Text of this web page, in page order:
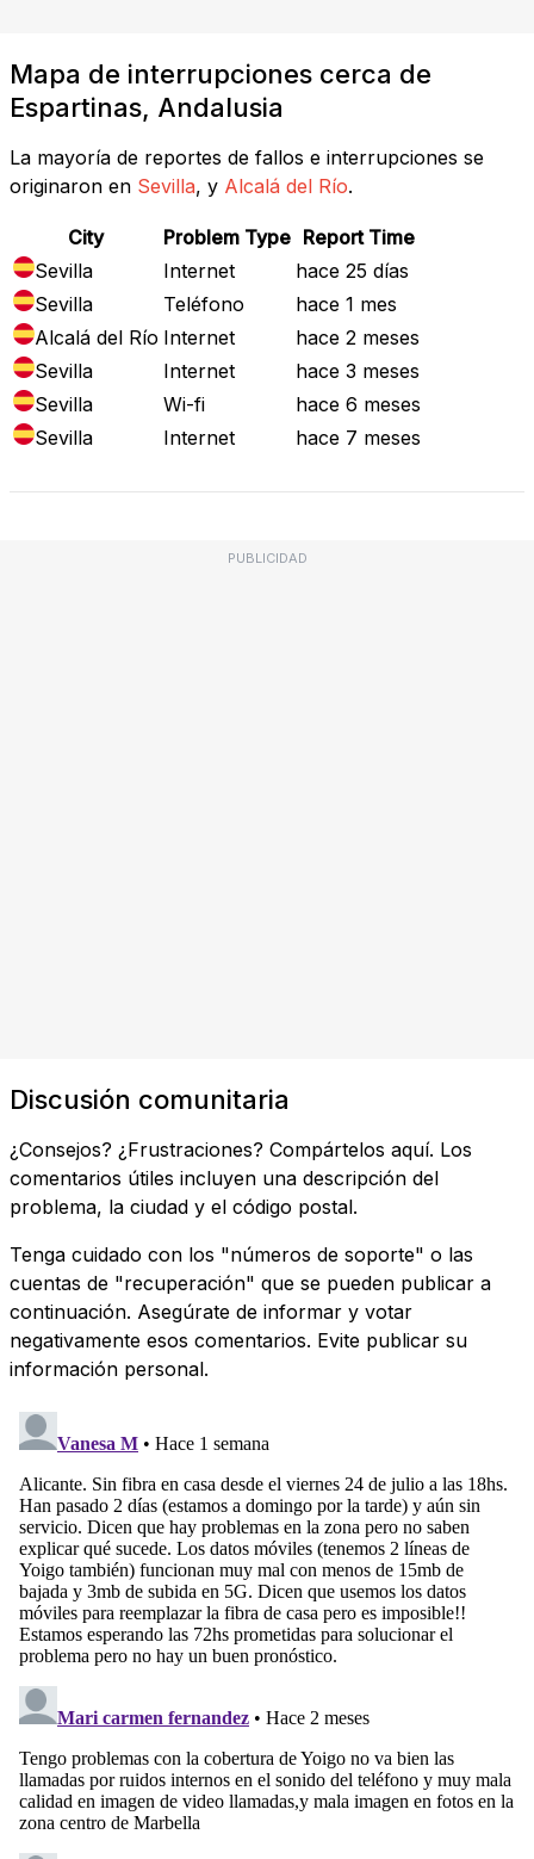
Mapa de interrupciones cerca de
Espartinas, Andalusia
La mayoría de reportes de fallos e interrupciones se
originaron en Sevilla, y Alcalá del Río.
City Problem Type Report Time
Sevilla
Internet
hace 25 días
Sevilla
Teléfono
hace 1 mes
Alcalá del Río Internet
hace 2 meses
Sevilla
Internet
hace 3 meses
Sevilla
Wi-fi
hace 6 meses
Sevilla
Internet hace 7 meses
PUBLICIDAD
Discusión comunitaria
¿Consejos? ¿Frustraciones? Compártelos aquí. Los
comentarios útiles incluyen una descripción del
problema, la ciudad y el código postal.
Tenga cuidado con los "números de soporte" o las
cuentas de "recuperación" que se pueden publicar a
continuación. Asegúrate de informar y votar
negativamente esos comentarios. Evite publicar su
información personal.